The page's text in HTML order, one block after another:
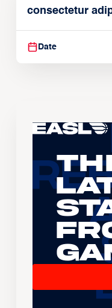
consectetur
Suspendisse
Date